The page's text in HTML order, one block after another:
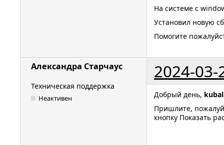
На системе c
Установил новую
Помогите
Александра Старчаус 2024-03-
Техническая поддержка
Неактивен Добрый день,
Пришлите,
кнопку Показать